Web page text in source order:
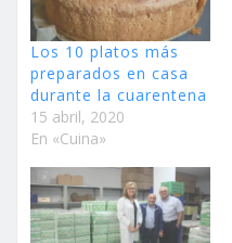
Los 10 platos más
preparados en casa
durante la cuarentena
15 abril, 2020
En «Cuina»